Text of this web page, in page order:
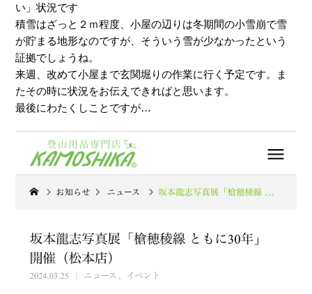
い」状況です
積雪はざっと２ｍ程度、小屋の辺りは冬期間の小雪崩で雪
が貯まる地形なのですが、そういう雪が少なかったという
証拠でしょうね。
来週、改めて小屋まで玄関堀りの作業に行く予定です。ま
たその時に状況をお伝えできればと思います。
最後にわたくしことですが…